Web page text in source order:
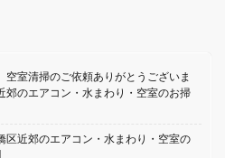
室清掃のご依頼ありがとうございま
郊のエアコン・水まわり・空室のお掃
区近郊のエアコン・水まわり・空室の